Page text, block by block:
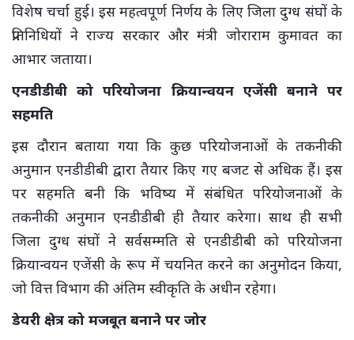
विशेष चर्चा हुई। इस महत्वपूर्ण निर्णय के लिए जिला दुग्ध संघों के
प्रतिनिधियों ने राज्य सरकार और मंत्री जोराराम कुमावत का
आभार जताया।
एनडीडीबी को परियोजना क्रियान्वयन एजेंसी बनाने पर
सहमति
इस दौरान बताया गया कि कुछ परियोजनाओं के तकनीकी
अनुमान एनडीडीबी द्वारा तैयार किए गए बजट से अधिक हैं। इस
पर सहमति बनी कि भविष्य में संबंधित परियोजनाओं के
तकनीकी अनुमान एनडीडीबी ही तैयार करेगा। साथ ही सभी
जिला दुग्ध संघों ने सर्वसम्मति से एनडीडीबी को परियोजना
क्रियान्वयन एजेंसी के रूप में चयनित करने का अनुमोदन किया,
जो वित्त विभाग की अंतिम स्वीकृति के अधीन रहेगा।
डेयरी क्षेत्र को मजबूत बनाने पर जोर